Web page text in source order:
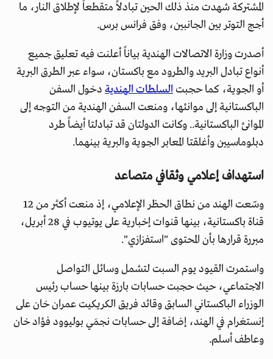
المشتركة شهدت منذ ذلك الحين تبادلاً متقطعاً لإطلاق النار، ما
أجج التوتر بين الجانبين، وفق فرانس برس.
أصدرت وزارة الاتصالات الهندية بياناً أعلنت فيه تعليق جميع
أنواع تبادل البريد والطرود مع باكستان، سواء عبر الطرق البرية
أو الجوية، كما حجبتالسلطات الهندية دخول السفن
الباكستانية إلى موانئها، ومنعت السفن الهندية من التوجه إلى
الموانئ الباكستانية.. وكانت الدولتان قد تبادلتا أيضاً طرد
دبلوماسيين وأغلقتا المعابر الجوية والبرية بينهما.
استهداف إعلامي وثقافي متصاعد
وسّعت الهند من نطاق الحظر الإعلامي، إذ منعت أكثر من 12
قناة باكستانية، بينها قنوات إخبارية على يوتيوب في 28 أبريل،
مبررة قرارها بأن المحتوى "استفزازي".
واستمرت القيود يوم السبت لتشمل وسائل التواصل
الاجتماعي، حيث حجبت حسابات بارزة بينها حساب رئيس
الوزراء الباكستاني السابق وقائد فريق الكريكيت عمران خان على
إنستغرام في الهند، إضافة إلى حسابات نجمَي بوليوود فؤاد خان
وعاطف أسلم.